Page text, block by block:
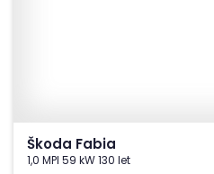
Škoda Fabia
1,0 MPI 59 kW 130 let